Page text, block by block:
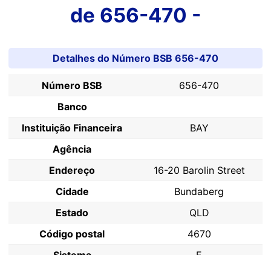
de 656-470 -
Detalhes do Número BSB 656-470
Número BSB
656-470
Banco
Instituição Financeira
BAY
Agência
Endereço
16-20 Barolin Street
Cidade
Bundaberg
Estado
QLD
Código postal
4670